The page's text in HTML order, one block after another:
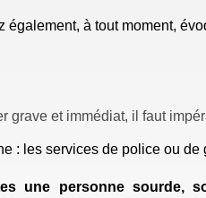
également, à tout moment,
grave et immédiat, il faut
: les services de police ou
une personne sourde,